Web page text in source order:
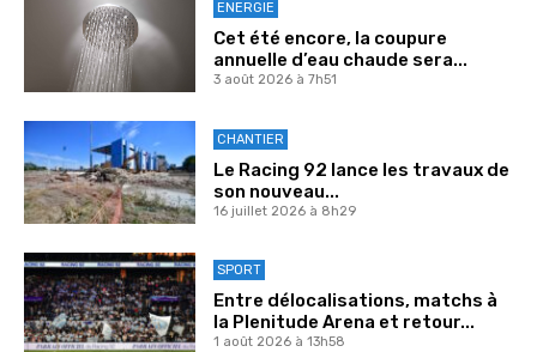
ENERGIE
Cet été encore, la coupure
annuelle d’eau chaude sera...
3 août 2026 à 7h51
CHANTIER
Le Racing 92 lance les travaux de
son nouveau...
16 juillet 2026 à 8h29
SPORT
Entre délocalisations, matchs à
la Plenitude Arena et retour...
1 août 2026 à 13h58